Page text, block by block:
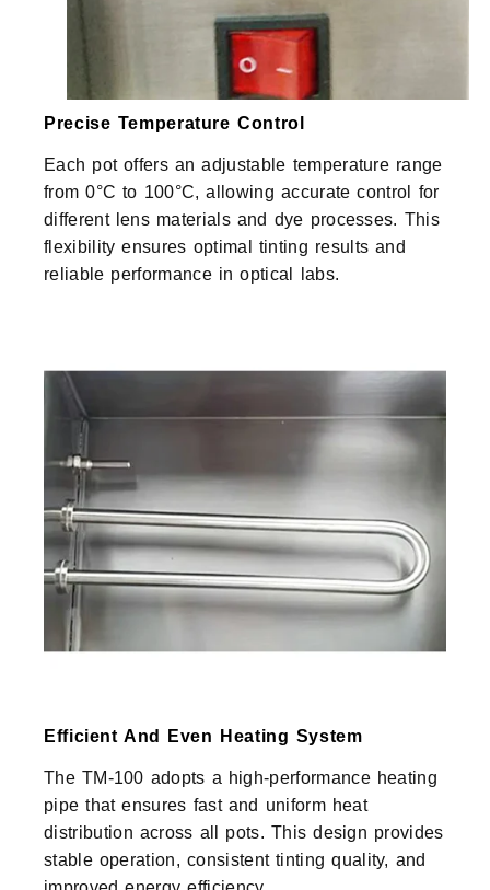
Precise Temperature Control
Each pot offers an adjustable temperature range
from 0°C to 100°C, allowing accurate control for
different lens materials and dye processes. This
flexibility ensures optimal tinting results and
reliable performance in optical labs.
Efficient And Even Heating System
The TM-100 adopts a high-performance heating
pipe that ensures fast and uniform heat
distribution across all pots. This design provides
stable operation, consistent tinting quality, and